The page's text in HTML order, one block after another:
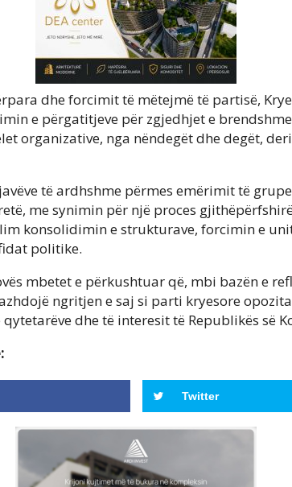
dhe forcimit të mëtejmë të partisë,
e përgatitjeve për zgjedhjet e
organizative, nga nëndegët dhe degët,
të ardhshme përmes emërimit të
me synimin për një proces
konsolidimin e strukturave, forcimin e
politike.
mbetet e përkushtuar që, mbi bazën e
ngritjen e saj si parti kryesore
dhe të interesit të Republikës së
Twitter